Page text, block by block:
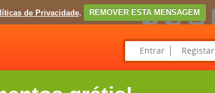
de Privacidade. REMOVER ESTA MENSAGEM
Entrar Registar